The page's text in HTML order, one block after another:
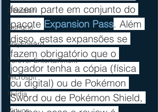
Obsidian
Gungho
WayFoward
Forever Entertainment
Microsoft
Nvidia
fazem parte em conjunto do
pacote Expansion Pass. Além
disso, estas expansões se
fazem obrigatório que o
jogador tenha a cópia (física
ou digital) ou de Pokémon
Sword ou de Pokémon Shield,